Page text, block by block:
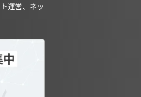
運営、ネッ